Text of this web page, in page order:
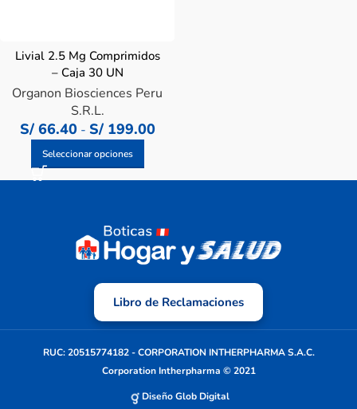
Livial 2.5 Mg Comprimidos
– Caja 30 UN
Organon Biosciences Peru
S.R.L.
S/66.40 - S/199.00
Seleccionar opciones
Libro de Reclamaciones
RUC: 20515774182 - CORPORATION INTHERPHARMA S.A.C.
Corporation Intherpharma © 2021
Diseño Glob Digital